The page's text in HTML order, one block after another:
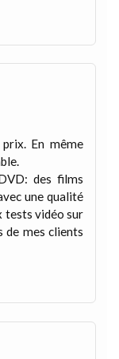
En même
des films
une qualité
tests vidéo sur
de mes clients